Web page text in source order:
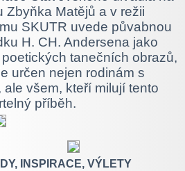
Zbyňka Matějů a v režii
SKUTR uvede půvabnou
H. CH. Andersena jako
tanečních obrazů,
určen nejen rodinám s
ale všem, kteří milují tento
příběh.
INSPIRACE, VÝLETY